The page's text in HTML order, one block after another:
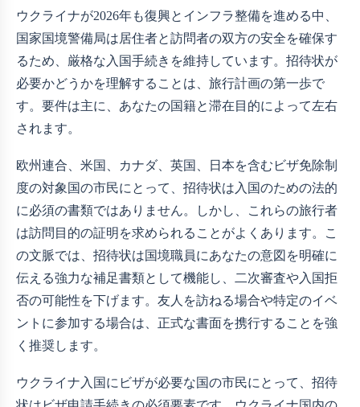
ウクライナが2026年も復興とインフラ整備を進める中、
国家国境警備局は居住者と訪問者の双方の安全を確保す
るため、厳格な入国手続きを維持しています。招待状が
必要かどうかを理解することは、旅行計画の第一歩で
す。要件は主に、あなたの国籍と滞在目的によって左右
されます。
欧州連合、米国、カナダ、英国、日本を含むビザ免除制
度の対象国の市民にとって、招待状は入国のための法的
に必須の書類ではありません。しかし、これらの旅行者
は訪問目的の証明を求められることがよくあります。こ
の文脈では、招待状は国境職員にあなたの意図を明確に
伝える強力な補足書類として機能し、二次審査や入国拒
否の可能性を下げます。友人を訪ねる場合や特定のイベ
ントに参加する場合は、正式な書面を携行することを強
く推奨します。
ウクライナ入国にビザが必要な国の市民にとって、招待